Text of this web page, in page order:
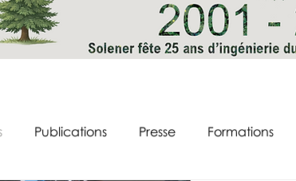
Publications Presse Formations